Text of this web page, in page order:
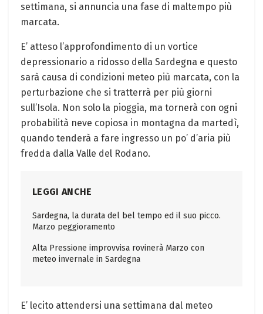
settimana, si annuncia una fase di maltempo più
marcata.
E’ atteso l’approfondimento di un vortice
depressionario a ridosso della Sardegna e questo
sarà causa di condizioni meteo più marcata, con la
perturbazione che si tratterrà per più giorni
sull’Isola. Non solo la pioggia, ma tornerà con ogni
probabilità neve copiosa in montagna da martedì,
quando tenderà a fare ingresso un po’ d’aria più
fredda dalla Valle del Rodano.
LEGGI ANCHE
Sardegna, la durata del bel tempo ed il suo picco.
Marzo peggioramento
Alta Pressione improvvisa rovinerà Marzo con
meteo invernale in Sardegna
E’ lecito attendersi una settimana dal meteo